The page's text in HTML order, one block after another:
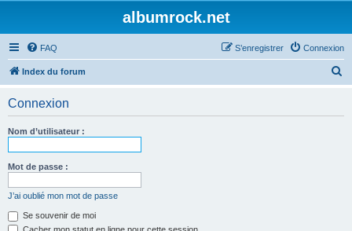
albumrock.net
FAQ Connexion
S’enregistrer
Index du forum
Connexion
Nom d’utilisateur :
Mot de passe :
J’ai oublié mon mot de passe
Se souvenir de moi